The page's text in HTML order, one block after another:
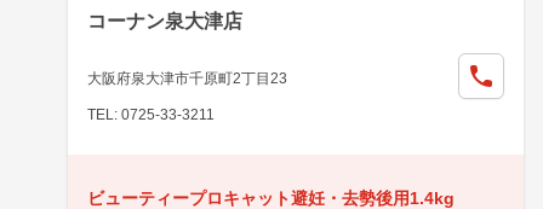
コーナン泉大津店
大阪府泉大津市千原町2丁目23
TEL: 0725-33-3211
ビューティープロキャット避妊・去勢後用1.4kg